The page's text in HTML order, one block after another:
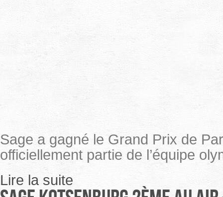
Sage a gagné le Grand Prix de
officiellement partie de l’équipe
Lire la suite